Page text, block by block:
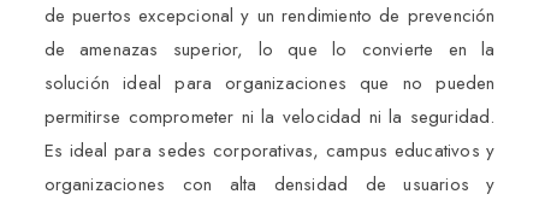
de puertos excepcional y un rendimiento de prevención
de amenazas superior, lo que lo convierte en la
solución ideal para organizaciones que no pueden
permitirse comprometer ni la velocidad ni la seguridad.
Es ideal para sedes corporativas, campus educativos y
organizaciones con alta densidad de usuarios y